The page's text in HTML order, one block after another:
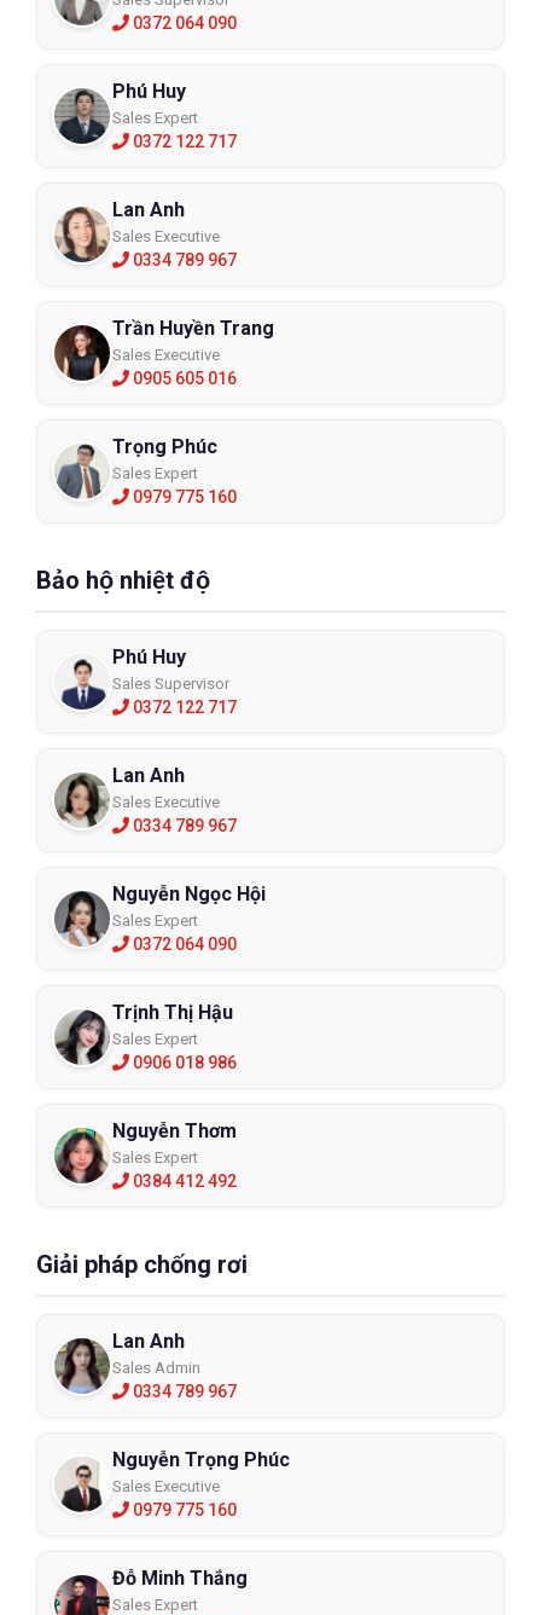
0372 064 090
Phú Huy
Sales Expert
0372 122 717
Lan Anh
Sales Executive
0334 789 967
Trần Huyền Trang
Sales Executive
0905 605 016
Trọng Phúc
Sales Expert
0979 775 160
Bảo hộ nhiệt độ
Phú Huy
Sales Supervisor
0372 122 717
Lan Anh
Sales Executive
0334 789 967
Nguyễn Ngọc Hội
Sales Expert
0372 064 090
Trịnh Thị Hậu
Sales Expert
0906 018 986
Nguyễn Thơm
Sales Expert
0384 412 492
Giải pháp chống rơi
Lan Anh
Sales Admin
0334 789 967
Nguyễn Trọng Phúc
Sales Executive
0979 775 160
Đỗ Minh Thắng
Sales Expert